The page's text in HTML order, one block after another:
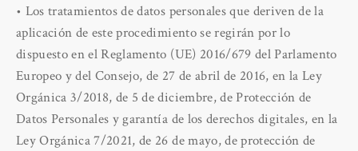
• Los tratamientos de datos personales que deriven de la
aplicación de este procedimiento se regirán por lo
dispuesto en el Reglamento (UE) 2016/679 del Parlamento
Europeo y del Consejo, de 27 de abril de 2016, en la Ley
Orgánica 3/2018, de 5 de diciembre, de Protección de
Datos Personales y garantía de los derechos digitales, en la
Ley Orgánica 7/2021, de 26 de mayo, de protección de